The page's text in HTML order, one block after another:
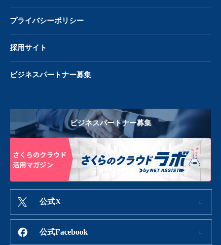
プライバシーポリシー
採用サイト
ビジネスパートナー募集
ビジネスパートナー募集
公式X
公式Facebook